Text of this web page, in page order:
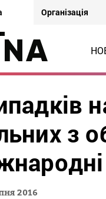
Організація
з
2016